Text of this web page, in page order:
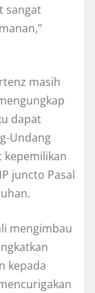
sangat
masih
dapat
Undang
kepemilikan
juncto Pasal
mengimbau
kepada